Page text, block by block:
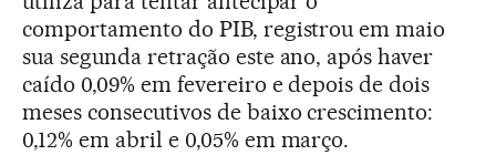
comportamento do PIB, registrou em maio
sua segunda retração este ano, após haver
caído 0,09% em fevereiro e depois de dois
meses consecutivos de baixo crescimento:
0,12% em abril e 0,05% em março.